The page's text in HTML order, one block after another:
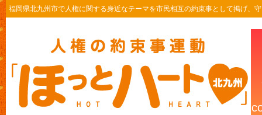
福岡県北九州市で人権に関する身近なテーマを市民相互の約束事として掲げ、